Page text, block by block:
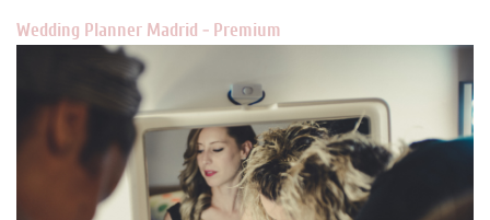
Wedding Planner Madrid - Premium